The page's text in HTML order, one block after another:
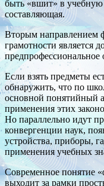
быть «вшит» в учебную
составляющая.
Вторым направлением
грамотности является
предпрофессиональное
Если взять предметы
обнаружить, что по
основной понятийный
применения этих
Но параллельно идут
конвергенции наук,
устройства, приборы,
применения учебных
Современное понятие
выходит за рамки